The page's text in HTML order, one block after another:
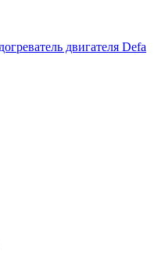
двигателя Defa